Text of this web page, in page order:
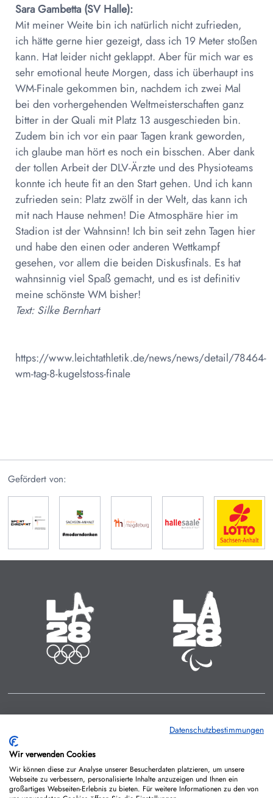
Sara Gambetta (SV Halle):
Mit meiner Weite bin ich natürlich nicht zufrieden,
ich hätte gerne hier gezeigt, dass ich 19 Meter stoßen
kann. Hat leider nicht geklappt. Aber für mich war es
sehr emotional heute Morgen, dass ich überhaupt ins
WM-Finale gekommen bin, nachdem ich zwei Mal
bei den vorhergehenden Weltmeisterschaften ganz
bitter in der Quali mit Platz 13 ausgeschieden bin.
Zudem bin ich vor ein paar Tagen krank geworden,
ich glaube man hört es noch ein bisschen. Aber dank
der tollen Arbeit der DLV-Ärzte und des Physioteams
konnte ich heute fit an den Start gehen. Und ich kann
zufrieden sein: Platz zwölf in der Welt, das kann ich
mit nach Hause nehmen! Die Atmosphäre hier im
Stadion ist der Wahnsinn! Ich bin seit zehn Tagen hier
und habe den einen oder anderen Wettkampf
gesehen, vor allem die beiden Diskusfinals. Es hat
wahnsinnig viel Spaß gemacht, und es ist definitiv
meine schönste WM bisher!
Text: Silke Bernhart
https://www.leichtathletik.de/news/news/detail/78464-
wm-tag-8-kugelstoss-finale
Gefördert von:
Olympische Sommerspiele
14.07. - 30.07.2028
Zeit bis zum Start:
05
:
Paralympische Sommerspiele
15.08. - 27.08.2028
Zeit bis zum Start:
05
STUNDEN
:
DATENSCHUTZ
Datenschutzbestimmungen
Wir verwenden Cookies
Wir können diese zur Analyse unserer Besucherdaten platzieren, um unsere
Webseite zu verbessern, personalisierte Inhalte anzuzeigen und Ihnen ein
großartiges Webseiten-Erlebnis zu bieten. Für weitere Informationen zu den von